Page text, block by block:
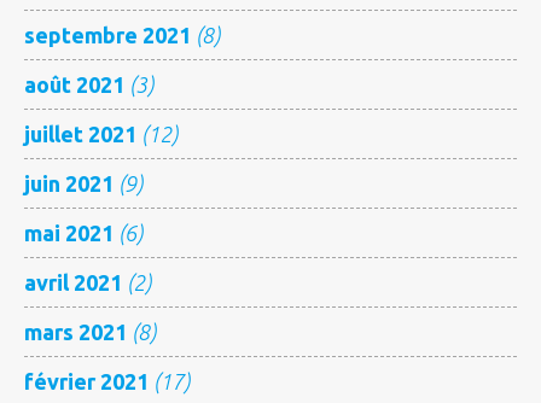
septembre 2021 (8)
août 2021 (3)
juillet 2021 (12)
juin 2021 (9)
mai 2021 (6)
avril 2021 (2)
mars 2021 (8)
février 2021 (17)